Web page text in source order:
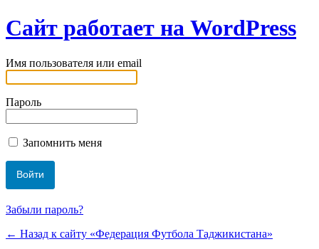
Сайт работает на WordPress
Имя пользователя или email
Пароль
Запомнить меня
Забыли пароль?
← Назад к сайту «Федерация Футбола Таджикистана»